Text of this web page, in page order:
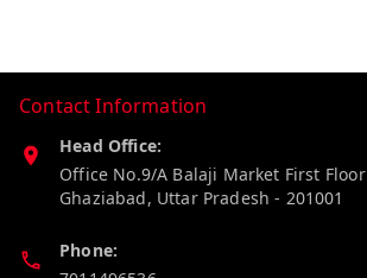
Contact Information
Head Office:
Office No.9/A Balaji Market First Floor
Ghaziabad, Uttar Pradesh - 201001
Phone: